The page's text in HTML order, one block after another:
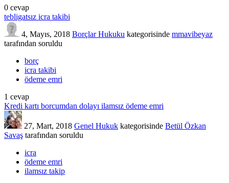
0 cevap
tebligatsız icra takibi
4, Mayıs, 2018 Borçlar Hukuku kategorisinde mmavibeyaz
tarafından soruldu
borç
icra takibi
ödeme emri
1 cevap
Kredi kartı borcumdan dolayı ilamsız ödeme emri
27, Mart, 2018 Genel Hukuk kategorisinde Betül Özkan
Savaş tarafından soruldu
icra
ödeme emri
ilamsız takip